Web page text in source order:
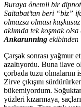
Buraya önemli bir
Saitabat’tan beri “biz”
olmazsa olması
aklımda tek koşmak
Ankarunning ekibinden
Çarşak sonrası yağmur
azaltıyordu. Buna ilave
çorbada tuzu olmalarını
Zirve çıkışını
bükemiyordum.
yüzleri kızarmaya,